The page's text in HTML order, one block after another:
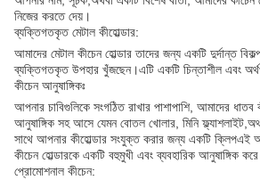
নিজের করতে দেয়।
ব্যক্তিগতকৃত মেটাল কীহোল্ডার:
আমাদের মেটাল কীচেন হোল্ডার তাদের জন্য একটি দুর্দান্ত
ব্যক্তিগতকৃত উপহার খুঁজছেন।এটি একটি চিন্তাশীল এবং
কীচেন আনুষাঙ্গিকঃ
আপনার চাবিগুলিকে সংগঠিত রাখার পাশাপাশি, আমাদের ধাতব
আনুষাঙ্গিক সহ আসে যেমন বোতল খোলার, মিনি
সাথে আপনার কীহোল্ডার সংযুক্ত করার জন্য একটি ক্লিপএই
কীচেন হোল্ডারকে একটি বহুমুখী এবং ব্যবহারিক আনুষাঙ্গিক
প্রোমোশনাল কীচেন: